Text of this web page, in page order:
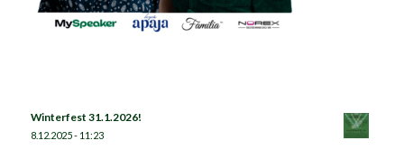
Winterfest 31.1.2026!
8.12.2025 - 11:23